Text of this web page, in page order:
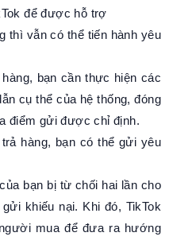
để được hỗ trợ
thì vẫn có thể tiến hành yêu
bạn cần thực hiện các
cụ thể của hệ thống, đóng
điểm gửi được chỉ định.
hàng, bạn có thể gửi yêu
bạn bị từ chối hai lần cho
khiếu nại. Khi đó, TikTok
mua để đưa ra hướng